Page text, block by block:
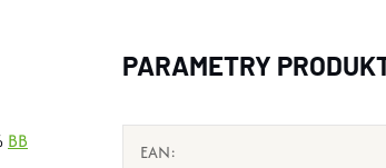
BB
PARAMETRY
EAN: